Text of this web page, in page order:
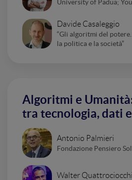
University of Padua;
Davide Casaleggio
“Gli algoritmi del
la politica e la società”
Algoritmi e
tra tecnologia, dati
Antonio Palmieri
Fondazione Pensiero
Walter Quattrociocchi